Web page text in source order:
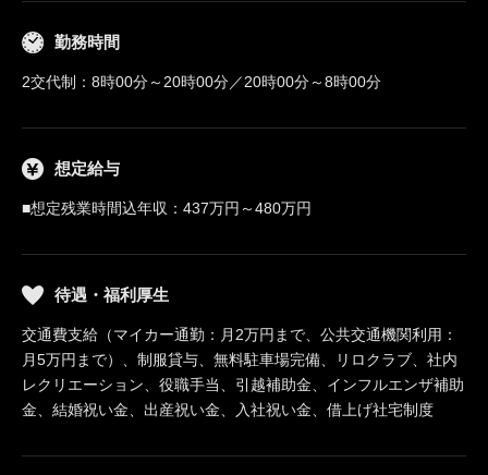
勤務時間
2交代制：8時00分～20時00分／20時00分～8時00分
想定給与
■想定残業時間込年収：437万円～480万円
待遇・福利厚生
交通費支給（マイカー通勤：月2万円まで、公共交通機関利用：
月5万円まで）、制服貸与、無料駐車場完備、リロクラブ、社内
レクリエーション、役職手当、引越補助金、インフルエンザ補助
金、結婚祝い金、出産祝い金、入社祝い金、借上げ社宅制度